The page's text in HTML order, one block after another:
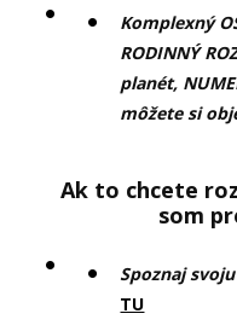
Komplexný
RODINNÝ
planét,
môžete si
Ak to chcete
som
Spoznaj
TU